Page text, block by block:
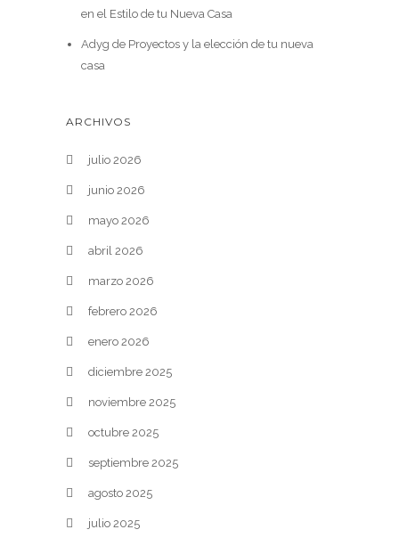
en el Estilo de tu Nueva Casa
Adyg de Proyectos y la elección de tu nueva
casa
ARCHIVOS
julio 2026
junio 2026
mayo 2026
abril 2026
marzo 2026
febrero 2026
enero 2026
diciembre 2025
noviembre 2025
octubre 2025
septiembre 2025
agosto 2025
julio 2025